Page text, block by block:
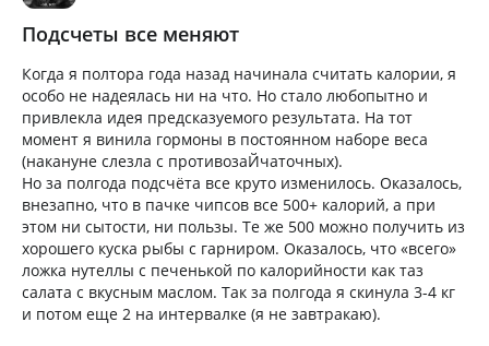
Подсчеты все меняют
Когда я полтора года назад начинала считать калории, я
особо не надеялась ни на что. Но стало любопытно и
привлекла идея предсказуемого результата. На тот
момент я винила гормоны в постоянном наборе веса
(накануне слезла с противозаЙчаточных).
Но за полгода подсчёта все круто изменилось. Оказалось,
внезапно, что в пачке чипсов все 500+ калорий, а при
этом ни сытости, ни пользы. Те же 500 можно получить из
хорошего куска рыбы с гарниром. Оказалось, что «всего»
ложка нутеллы с печенькой по калорийности как таз
салата с вкусным маслом. Так за полгода я скинула 3-4 кг
и потом еще 2 на интервалке (я не завтракаю).